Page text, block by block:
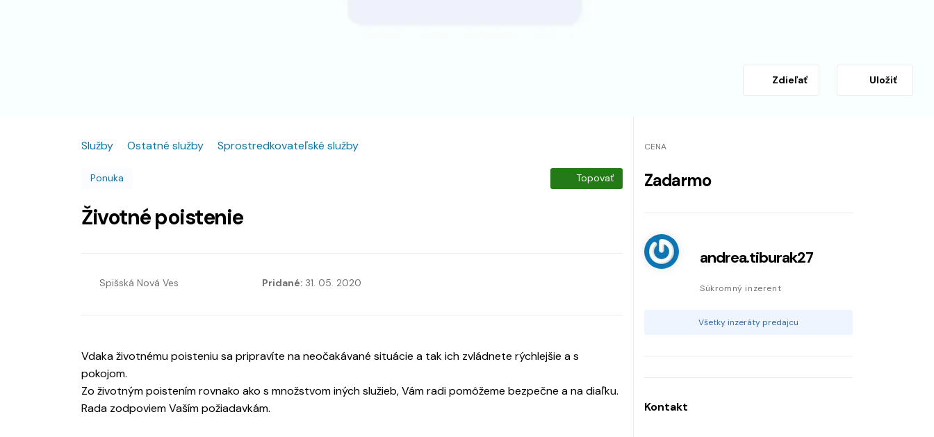
Zdieľať Uložiť
Služby Ostatné služby Sprostredkovateľské služby
Ponuka Topovať
Životné poistenie
Spišská Nová Ves Pridané: 31. 05. 2020
Vdaka životnému poisteniu sa pripravíte na neočakávané situácie a tak ich zvládnete rýchlejšie a s
pokojom.
Zo životným poistením rovnako ako s množstvom iných služieb, Vám radi pomôžeme bezpečne a na diaľku.
Rada zodpoviem Vaším požiadavkám.
CENA
Zadarmo
andrea.tiburak27
Súkromný inzerent
Všetky inzeráty predajcu
Kontakt